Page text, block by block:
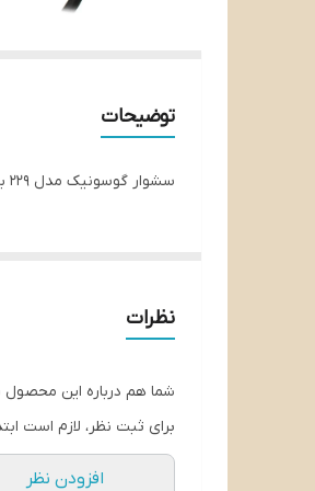
توضیحات
سشوار گوسونیک مدل 229 با توان 1800 وات
نظرات
شما هم درباره این محصول
برای ثبت نظر، لازم است
افزودن نظر